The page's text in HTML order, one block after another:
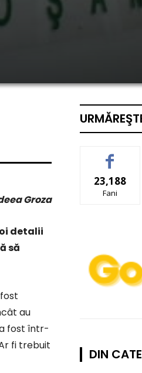
Groza
detalii
să
au
fost într-
fi trebuit
23,188
Fani
DIN